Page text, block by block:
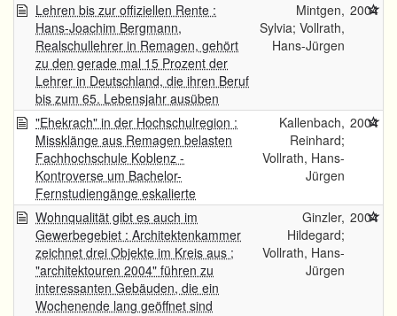
Lehren bis zur offiziellen Rente :
Hans-Joachim Bergmann,
Realschullehrer in Remagen, gehört
zu den gerade mal 15 Prozent der
Lehrer in Deutschland, die ihren Beruf
bis zum 65. Lebensjahr ausüben
Mintgen,
Sylvia; Vollrath,
Hans-Jürgen
2004
"Ehekrach" in der Hochschulregion :
Missklänge aus Remagen belasten
Fachhochschule Koblenz -
Kontroverse um Bachelor-
Fernstudiengänge eskalierte
Kallenbach,
Reinhard;
Vollrath, Hans-
Jürgen
2004
Wohnqualität gibt es auch im
Gewerbegebiet : Architektenkammer
zeichnet drei Objekte im Kreis aus ;
"architektouren 2004" führen zu
interessanten Gebäuden, die ein
Wochenende lang geöffnet sind
Ginzler,
Hildegard;
Vollrath, Hans-
Jürgen
2004